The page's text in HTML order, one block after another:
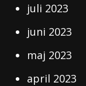
juli 2023
juni 2023
maj 2023
april 2023